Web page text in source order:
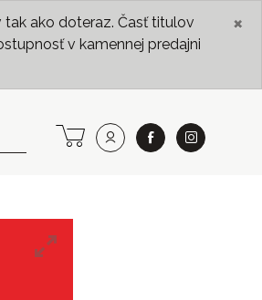
ako doteraz. Časť titulov
v kamennej predajni
×